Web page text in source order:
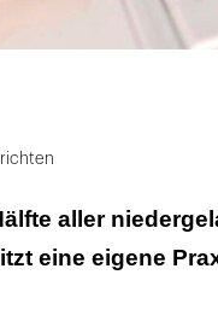
aller
eine eigene